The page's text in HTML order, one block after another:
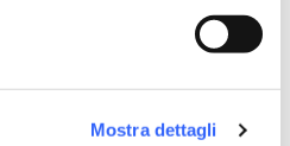
Mostra dettagli